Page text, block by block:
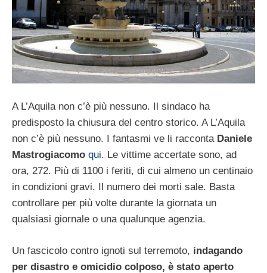
A L’Aquila non c’è più nessuno. Il sindaco ha
predisposto la chiusura del centro storico. A L’Aquila
non c’è più nessuno. I fantasmi ve li racconta Daniele
Mastrogiacomo qui. Le vittime accertate sono, ad
ora, 272. Più di 1100 i feriti, di cui almeno un centinaio
in condizioni gravi. Il numero dei morti sale. Basta
controllare per più volte durante la giornata un
qualsiasi giornale o una qualunque agenzia.
Un fascicolo contro ignoti sul terremoto, indagando
per disastro e omicidio colposo, è stato aperto